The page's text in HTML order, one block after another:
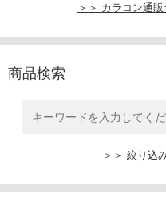
＞＞ カラコン通
商品検索
＞＞ 絞り込